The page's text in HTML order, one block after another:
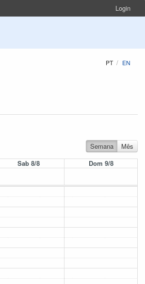
Login
PT EN
Semana
Mês
Sab 8/8
Dom 9/8